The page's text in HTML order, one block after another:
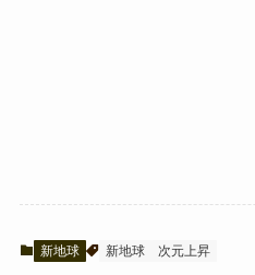
新地球 新地球 次元上昇